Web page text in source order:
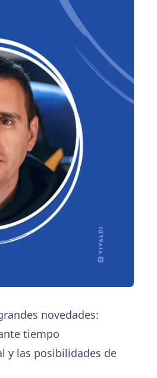
novedades:
tiempo
y las posibilidades de